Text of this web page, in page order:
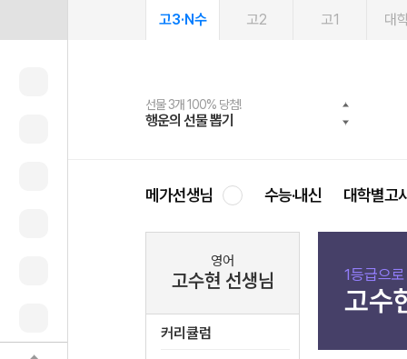
고3·N수 고2 고1 대
선물 3개 100% 당첨!
행운의 선물 뽑기
선물 100% 증정!
메가스터디 X 올리브
여름방학 스터디 캐시백
메가런 썸머스쿨
2027 러셀 단과
강사 공개선발
스마트러닝앱
설문 EVENT
메가패스
3일 무료 체험권
메가패스 수강생 무료혜택!
메가클럽 멤버십
사회공헌 캠페인
희망이룸 메가나눔
메가선생님 수능·내신 대학별고
영어
고수현 선생님
커리큘럼
1등급으
고수